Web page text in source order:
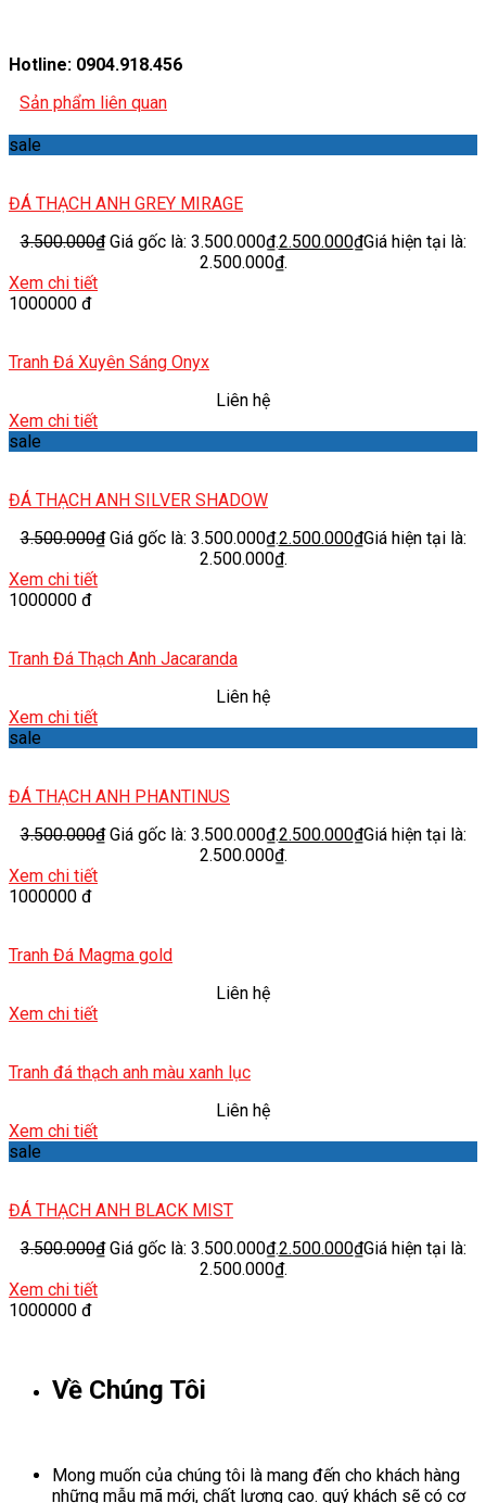
Hotline: 0904.918.456
Sản phẩm liên quan
sale
ĐÁ THẠCH ANH GREY MIRAGE
3.500.000₫ Giá gốc là: 3.500.000₫.2.500.000₫Giá hiện tại là:
2.500.000₫.
Xem chi tiết
1000000 đ
Tranh Đá Xuyên Sáng Onyx
Liên hệ
Xem chi tiết
sale
ĐÁ THẠCH ANH SILVER SHADOW
3.500.000₫ Giá gốc là: 3.500.000₫.2.500.000₫Giá hiện tại là:
2.500.000₫.
Xem chi tiết
1000000 đ
Tranh Đá Thạch Anh Jacaranda
Liên hệ
Xem chi tiết
sale
ĐÁ THẠCH ANH PHANTINUS
3.500.000₫ Giá gốc là: 3.500.000₫.2.500.000₫Giá hiện tại là:
2.500.000₫.
Xem chi tiết
1000000 đ
Tranh Đá Magma gold
Liên hệ
Xem chi tiết
Tranh đá thạch anh màu xanh lục
Liên hệ
Xem chi tiết
sale
ĐÁ THẠCH ANH BLACK MIST
3.500.000₫ Giá gốc là: 3.500.000₫.2.500.000₫Giá hiện tại là:
2.500.000₫.
Xem chi tiết
1000000 đ
Về Chúng Tôi
Mong muốn của chúng tôi là mang đến cho khách hàng
những mẫu mã mới, chất lượng cao. quý khách sẽ có cơ